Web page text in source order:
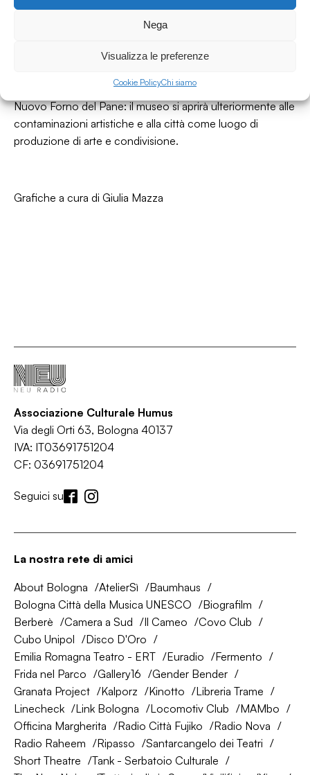
Nega
Visualizza le preferenze
Cookie PolicyChi siamo
performance dal vivo, allargandola a un pubblico più
di NEU RADIO all'interno del MAMbo, nel quadro del
Nuovo Forno del Pane: il museo si aprirà ulteriormente alle
contaminazioni artistiche e alla città come luogo di
produzione di arte e condivisione.
Grafiche a cura di Giulia Mazza
Associazione Culturale Humus
Via degli Orti 63, Bologna 40137
IVA: IT03691751204
CF: 03691751204
Seguici su
La nostra rete di amici
About Bologna AtelierSì
Baumhaus
Bologna Città della Musica UNESCO
Biografilm
Berberè
Camera a Sud Il Cameo
Covo Club
Cubo Unipol
Disco D'Oro
Emilia Romagna Teatro - ERT
Euradio
Fermento
Frida nel Parco
Gallery16
Gender Bender
Granata Project
Kalporz Kinotto
Libreria Trame
Linecheck
Link Bologna Locomotiv Club
MAMbo
Officina Margherita
Radio Città Fujiko
Radio Nova
Radio Raheem
Ripasso
Santarcangelo dei Teatri
Short Theatre
Tank - Serbatoio Culturale